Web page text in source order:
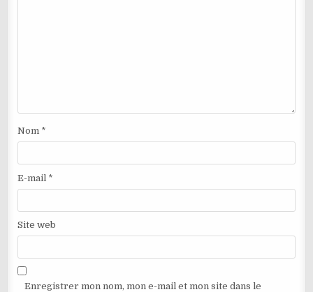
Nom *
E-mail *
Site web
Enregistrer mon nom, mon e-mail et mon site dans le